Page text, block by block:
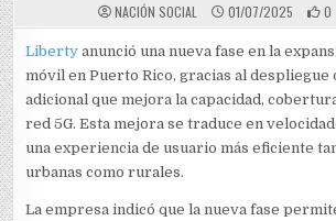
NACIÓN SOCIAL 01/07/2025 0
Liberty anunció una nueva fase en la
móvil en Puerto Rico, gracias al despliegue
adicional que mejora la capacidad,
red 5G. Esta mejora se traduce en
una experiencia de usuario más eficiente
urbanas como rurales.
La empresa indicó que la nueva fase